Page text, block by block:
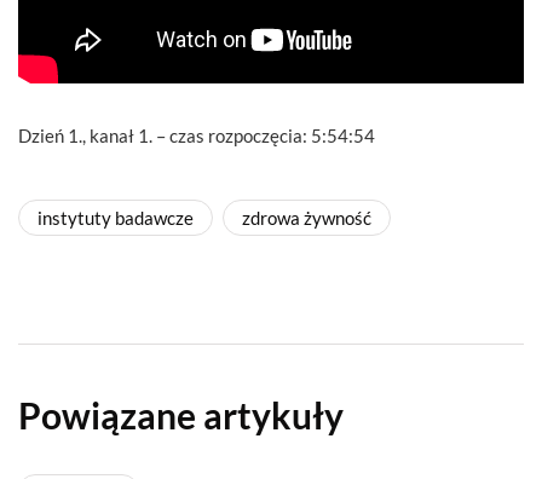
Dzień 1., kanał 1. – czas rozpoczęcia: 5:54:54
instytuty badawcze zdrowa żywność
Powiązane artykuły